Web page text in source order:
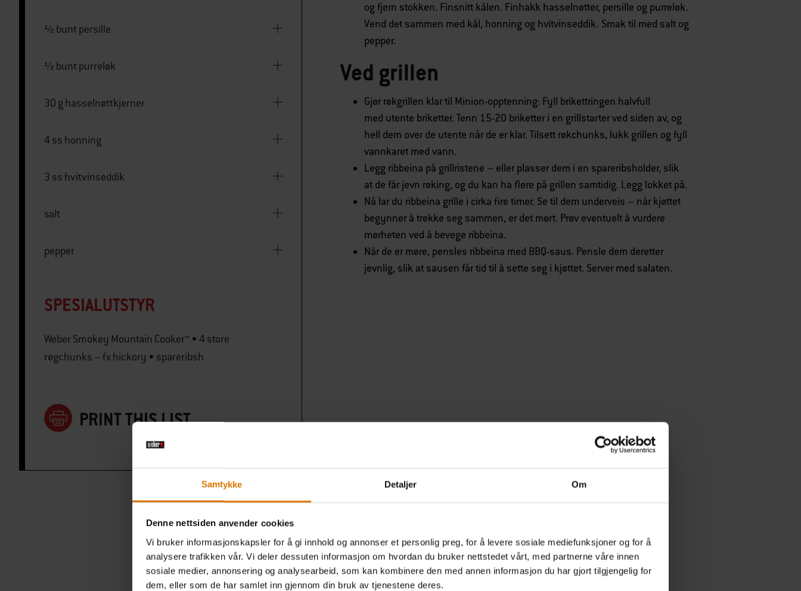
Samtykke Detaljer Om
Denne nettsiden anvender cookies
Vi bruker informasjonskapsler for å gi innhold og annonser et personlig preg, for å levere sosiale mediefunksjoner og for å
analysere trafikken vår. Vi deler dessuten informasjon om hvordan du bruker nettstedet vårt, med partnerne våre innen
sosiale medier, annonsering og analysearbeid, som kan kombinere den med annen informasjon du har gjort tilgjengelig for
dem, eller som de har samlet inn gjennom din bruk av tjenestene deres.
½ bunt persille
½ bunt purreløk
30 g hasselnøttkjerner
4 ss honning
3 ss hvitvinseddik
salt
pepper
SPESIALUTSTYR
Weber Smokey Mountain Cooker™ • 4 store
røgchunks – fx hickory • spareribsh
PRINT THIS LIST
og fjern stokken. Finsnitt kålen. Finhakk hasselnøtter, persille og purreløk.
Vend det sammen med kål, honning og hvitvinseddik. Smak til med salt og
pepper.
Ved grillen
Gjør røkgrillen klar til Minion-opptenning: Fyll brikettringen halvfull
med utente briketter. Tenn 15-20 briketter i en grillstarter ved siden av, og
hell dem over de utente når de er klar. Tilsett røkchunks, lukk grillen og fyll
vannkaret med vann.
Legg ribbeina på grillristene – eller plasser dem i en spareribsholder, slik
at de får jevn røking, og du kan ha flere på grillen samtidig. Legg lokket på.
Nå lar du ribbeina grille i cirka fire timer. Se til dem underveis – når kjøttet
begynner å trekke seg sammen, er det mørt. Prøv eventuelt å vurdere
mørheten ved å bevege ribbeina.
Når de er møre, pensles ribbeina med BBQ-saus. Pensle dem deretter
jevnlig, slik at sausen får tid til å sette seg i kjøttet. Server med salaten.
Anbefalt tilbehør